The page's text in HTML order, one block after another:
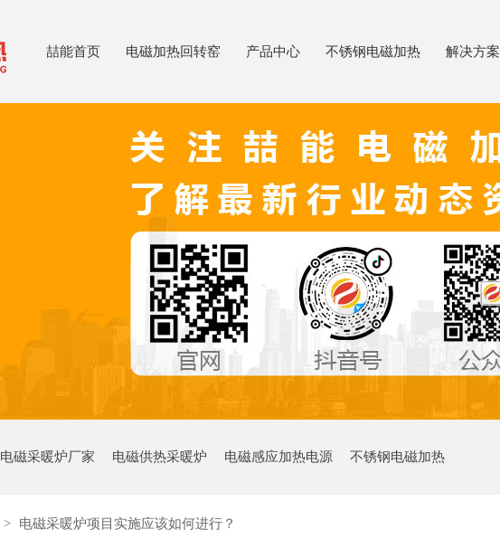
喆能首页 电磁加热回转窑 产品中心 不锈钢电磁加热 解决方案
电磁采暖炉厂家 电磁供热采暖炉 电磁感应加热电源 不锈钢电磁加热
> 电磁采暖炉项目实施应该如何进行？